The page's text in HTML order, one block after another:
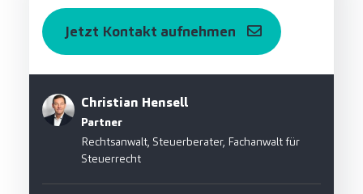
Christian Hensell
Partner
Rechtsanwalt, Steuerberater, Fachanwalt für
Steuerrecht
Jetzt Kontakt aufnehmen